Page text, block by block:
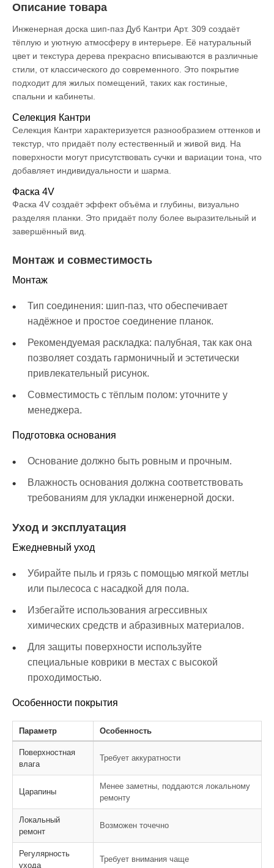
Описание товара
Инженерная доска шип-паз Дуб Кантри Арт. 309 создаёт
тёплую и уютную атмосферу в интерьере. Её натуральный
цвет и текстура дерева прекрасно вписываются в различные
стили, от классического до современного. Это покрытие
подходит для жилых помещений, таких как гостиные,
спальни и кабинеты.
Селекция Кантри
Селекция Кантри характеризуется разнообразием оттенков и
текстур, что придаёт полу естественный и живой вид. На
поверхности могут присутствовать сучки и вариации тона, что
добавляет индивидуальности и шарма.
Фаска 4V
Фаска 4V создаёт эффект объёма и глубины, визуально
разделяя планки. Это придаёт полу более выразительный и
завершённый вид.
Монтаж и совместимость
Монтаж
Тип соединения: шип-паз, что обеспечивает
надёжное и простое соединение планок.
Рекомендуемая раскладка: палубная, так как она
позволяет создать гармоничный и эстетически
привлекательный рисунок.
Совместимость с тёплым полом: уточните у
менеджера.
Подготовка основания
Основание должно быть ровным и прочным.
Влажность основания должна соответствовать
требованиям для укладки инженерной доски.
Уход и эксплуатация
Ежедневный уход
Убирайте пыль и грязь с помощью мягкой метлы
или пылесоса с насадкой для пола.
Избегайте использования агрессивных
химических средств и абразивных материалов.
Для защиты поверхности используйте
специальные коврики в местах с высокой
проходимостью.
Особенности покрытия
Параметр Особенность
Поверхностная
влага
Требует аккуратности
Царапины
Менее заметны, поддаются локальному
ремонту
Локальный
ремонт
Возможен точечно
Регулярность
ухода
Требует внимания чаще